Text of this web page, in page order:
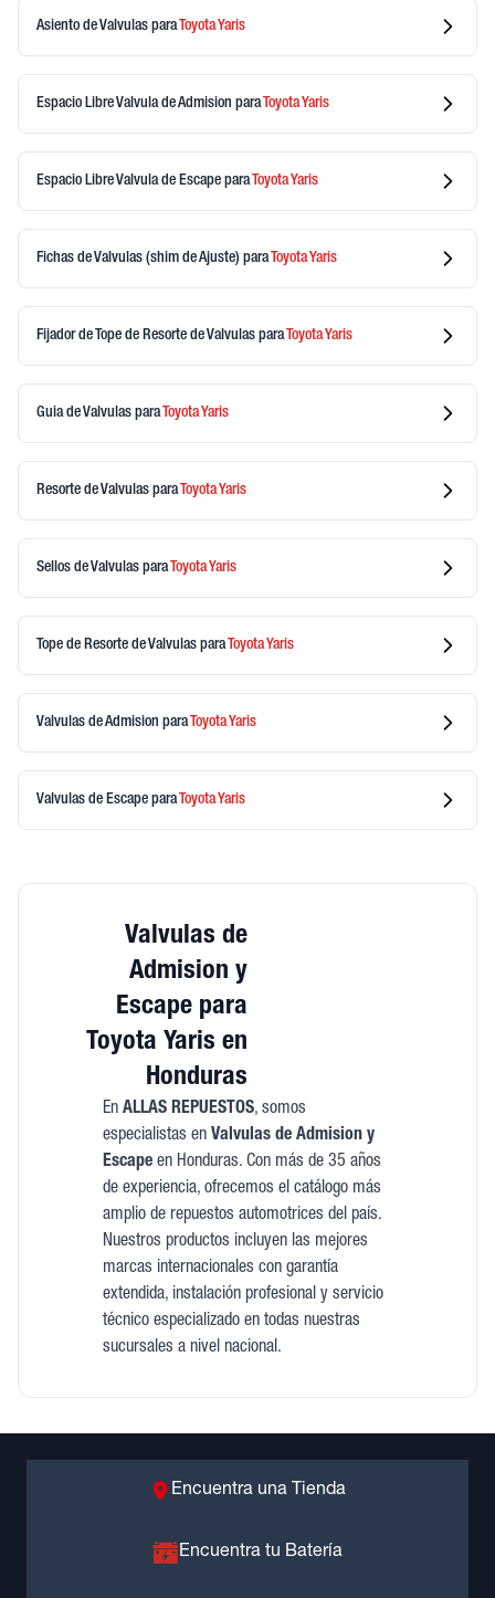
Asiento de Valvulas paraToyotaYaris
Espacio Libre Valvula de Admision paraToyotaYaris
Espacio Libre Valvula de Escape paraToyotaYaris
Fichas de Valvulas (shim de Ajuste) paraToyotaYaris
Fijador de Tope de Resorte de Valvulas paraToyotaYaris
Guia de Valvulas paraToyotaYaris
Resorte de Valvulas paraToyotaYaris
Sellos de Valvulas paraToyotaYaris
Tope de Resorte de Valvulas paraToyotaYaris
Valvulas de Admision paraToyotaYaris
Valvulas de Escape paraToyotaYaris
Valvulas de
Admision y
Escape para
Toyota Yaris en
Honduras
En ALLAS REPUESTOS, somos
especialistas en Valvulas de Admision y
Escapeen Honduras. Con más de 35 años
de experiencia, ofrecemos el catálogo más
amplio de repuestos automotrices del país.
Nuestros productos incluyen las mejores
marcas internacionales con garantía
extendida, instalación profesional y servicio
técnico especializado en todas nuestras
sucursales a nivel nacional.
Encuentra una Tienda
Encuentra tu Batería